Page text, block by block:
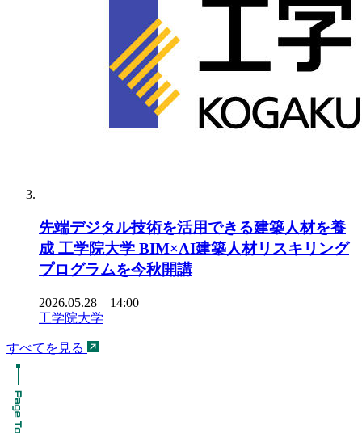
先端デジタル技術を活用できる建築人材を養
成 工学院大学 BIM×AI建築人材リスキリング
プログラムを今秋開講
2026.05.28 14:00
工学院大学
すべてを見る